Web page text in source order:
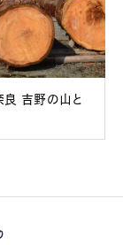
良 吉野の山と